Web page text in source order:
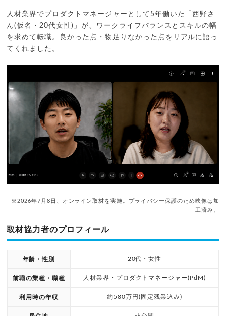
人材業界でプロダクトマネージャーとして5年働いた「西野さ
ん(仮名・20代女性)」が、ワークライフバランスとスキルの幅
を求めて転職。良かった点・物足りなかった点をリアルに語っ
てくれました。
※2026年7月8日、オンライン取材を実施。プライバシー保護のため映像は加
工済み。
取材協力者のプロフィール
年齢・性別 20代・女性
前職の業種・職種 人材業界・プロダクトマネージャー(PdM)
利用時の年収 約580万円(固定残業込み)